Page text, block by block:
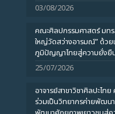
03/08/2026
คณะศิลปกรรมศาสตร์ มท
ใหญ่วัดสว่างอารมณ์” ด้ว
ภูมิปัญญาไทยสู่ความยั่งยื
25/07/2026
อาจารย์สาขาวิชาศิลปะไ
ร่วมเป็นวิทยากรค่ายพัฒนา